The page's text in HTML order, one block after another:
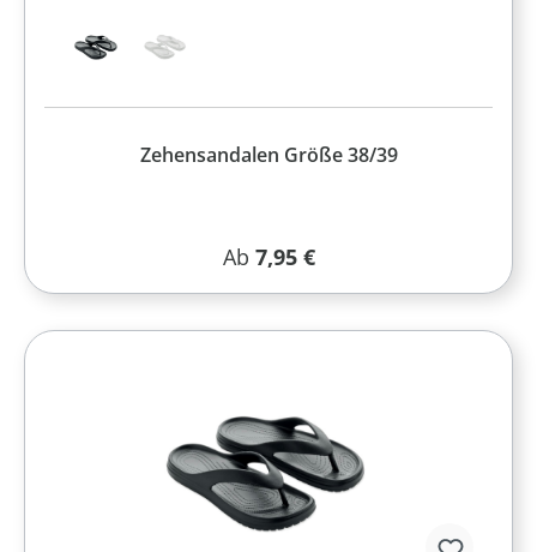
Zehensandalen Größe 38/39
Regulärer Preis:
Ab 7,95 €